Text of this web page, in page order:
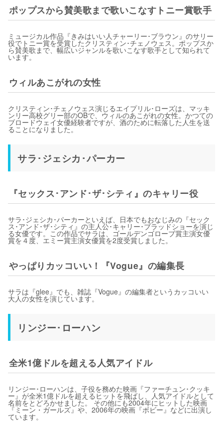
ポップスから賛美歌まで歌いこなすトニー賞歌手
ミュージカル作品『きみはいい人チャーリー･ブラウン』のサリー
役でトニー賞を受賞したクリスティン･チェノウェス。ポップスか
ら賛美歌まで、幅広いジャンルを歌いこなす歌手として知られて
います。
ウィルあこがれの女性
クリスティン･チェノウェス演じるエイプリル･ローズは、マッキ
ンリー高校グリー部のOBで、ウィルのあこがれの女性。かつての
ブロードウェイ女優経験者ですが、酒のために転落した人生を送
ることになりました。
サラ･ジェシカ･パーカー
『セックス･アンド･ザ･シティ』のキャリー役
サラ･ジェシカ･パーカーといえば、日本でもおなじみの『セック
ス･アンド･ザ･シティ』の主人公･キャリー･ブラッドショーを演じ
る女優です。この作品でサラは、ゴールデンゴローブ賞主演女優
賞を４度、エミー賞主演女優賞を2度受賞しました。
やっぱりカッコいい！『Vogue』の編集長
サラは『glee』でも、雑誌『Vogue』の編集者というカッコいい
大人の女性を演じています。
リンジー･ローハン
全米1億ドルを超える人気アイドル
リンジー･ローハンは、子役を務めた映画『ファーチュン･クッキ
ー』が全米1億ドルを超えるヒットを飛ばし、人気アイドルとして
名前をとどろかせました。 その他にも2004年にヒットした映画
『ミーン・ガールズ』や、2006年の映画『ボビー』などに出演し
ています。